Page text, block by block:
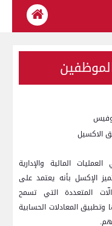
الاكسيل
المالية والإدارية
الإكسل بأنه يعتمد على
المتعددة التي تسمح
وتطبيق المعادلات الحسابية